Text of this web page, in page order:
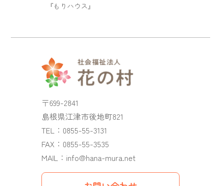
『もりハウス』
〒699-2841
島根県江津市後地町821
TEL： 0855-55-3131
FAX：0855-55-3535
MAIL： info@hana-mura.net